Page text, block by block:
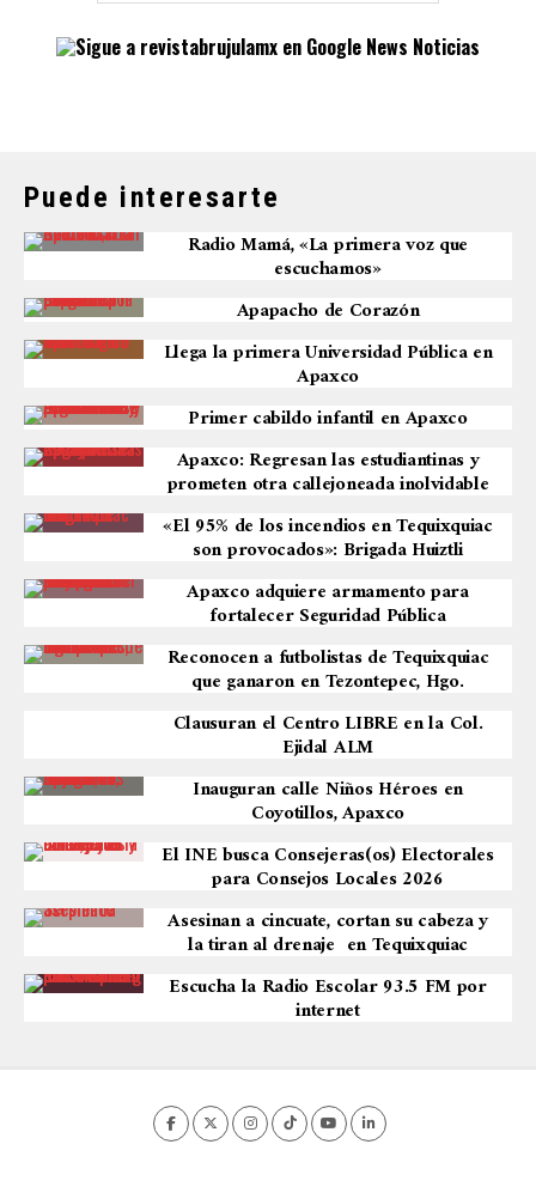
Puede interesarte
Radio Mamá, «La primera voz que
escuchamos»
Apapacho de Corazón
Llega la primera Universidad Pública en
Apaxco
Primer cabildo infantil en Apaxco
Apaxco: Regresan las estudiantinas y
prometen otra callejoneada inolvidable
«El 95% de los incendios en Tequixquiac
son provocados»: Brigada Huiztli
Apaxco adquiere armamento para
fortalecer Seguridad Pública
Reconocen a futbolistas de Tequixquiac
que ganaron en Tezontepec, Hgo.
Clausuran el Centro LIBRE en la Col.
Ejidal ALM
Inauguran calle Niños Héroes en
Coyotillos, Apaxco
El INE busca Consejeras(os) Electorales
para Consejos Locales 2026
Asesinan a cincuate, cortan su cabeza y
la tiran al drenaje en Tequixquiac
Escucha la Radio Escolar 93.5 FM por
internet